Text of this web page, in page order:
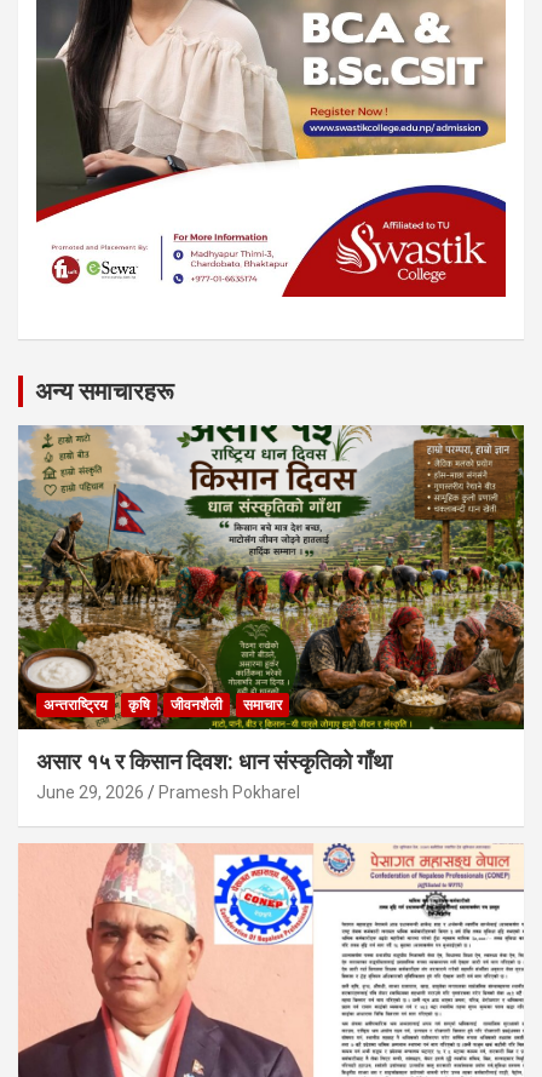
अन्य समाचारहरू
अन्तराष्ट्रिय कृषि जीवनशैली समाचार
असार १५ र किसान दिवश: धान संस्कृतिको गाँथा
June 29, 2026 Pramesh Pokharel